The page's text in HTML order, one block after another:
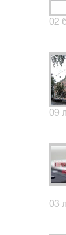
02
09
03